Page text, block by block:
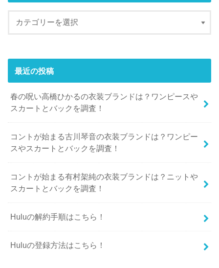
最近の投稿
春の呪い高橋ひかるの衣装ブランドは？ワンピースや
スカートとバックを調査！
コントが始まる古川琴音の衣装ブランドは？ワンピー
スやスカートとバックを調査！
コントが始まる有村架純の衣装ブランドは？ニットや
スカートとバックを調査！
Huluの解約手順はこちら！
Huluの登録方法はこちら！